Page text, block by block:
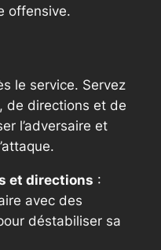
offensive.
le service. Servez
de directions et de
l’adversaire et
et directions :
avec des
déstabiliser sa